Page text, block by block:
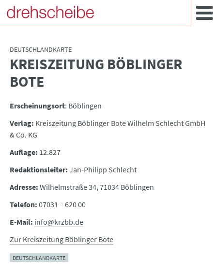
DEUTSCHLANDKARTE
:KREISZEITUNG BÖBLINGER
BOTE
Erscheinungsort: Böblingen
Verlag: Kreiszeitung Böblinger Bote Wilhelm Schlecht GmbH
& Co. KG
Auflage: 12.827
Redaktionsleiter: Jan-Philipp Schlecht
Adresse: Wilhelmstraße 34, 71034 Böblingen
Telefon: 07031 – 620 00
E-Mail: info@krzbb.de
Zur Kreiszeitung Böblinger Bote
DEUTSCHLANDKARTE